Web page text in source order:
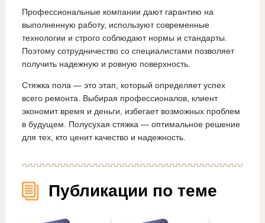
Профессиональные компании дают гарантию на
выполненную работу, используют современные
технологии и строго соблюдают нормы и стандарты.
Поэтому сотрудничество со специалистами позволяет
получить надежную и ровную поверхность.
Стяжка пола — это этап, который определяет успех
всего ремонта. Выбирая профессионалов, клиент
экономит время и деньги, избегает возможных проблем
в будущем. Полусухая стяжка — оптимальное решение
для тех, кто ценит качество и надежность.
Публикации по теме